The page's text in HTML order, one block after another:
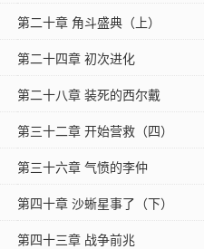
第二十章 角斗盛典（上）
第二十四章 初次进化
第二十八章 装死的西尔戴
第三十二章 开始营救（四）
第三十六章 气愤的李仲
第四十章 沙蜥星事了（下）
第四十三章 战争前兆